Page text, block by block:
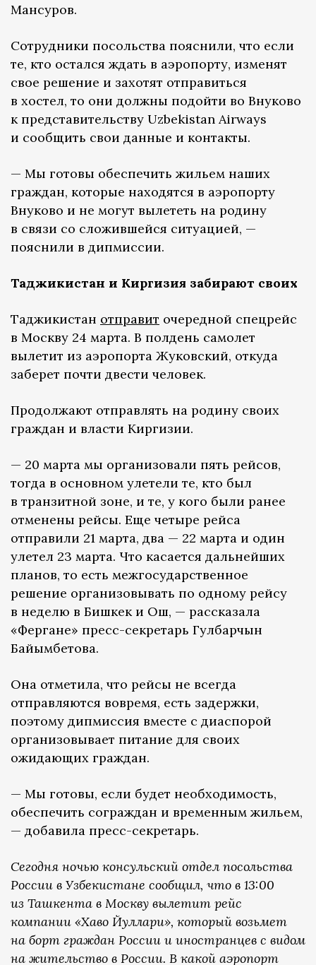
Мансуров.
Сотрудники посольства пояснили, что если
те, кто остался ждать в аэропорту, изменят
свое решение и захотят отправиться
в хостел, то они должны подойти во Внуково
к представительству Uzbekistan Airways
и сообщить свои данные и контакты.
— Мы готовы обеспечить жильем наших
граждан, которые находятся в аэропорту
Внуково и не могут вылететь на родину
в связи со сложившейся ситуацией, —
пояснили в дипмиссии.
Таджикистан и Киргизия забирают своих
Таджикистан отправит очередной спецрейс
в Москву 24 марта. В полдень самолет
вылетит из аэропорта Жуковский, откуда
заберет почти двести человек.
Продолжают отправлять на родину своих
граждан и власти Киргизии.
— 20 марта мы организовали пять рейсов,
тогда в основном улетели те, кто был
в транзитной зоне, и те, у кого были ранее
отменены рейсы. Еще четыре рейса
отправили 21 марта, два — 22 марта и один
улетел 23 марта. Что касается дальнейших
планов, то есть межгосударственное
решение организовывать по одному рейсу
в неделю в Бишкек и Ош, — рассказала
«Фергане» пресс-секретарь Гулбарчын
Байымбетова.
Она отметила, что рейсы не всегда
отправляются вовремя, есть задержки,
поэтому дипмиссия вместе с диаспорой
организовывает питание для своих
ожидающих граждан.
— Мы готовы, если будет необходимость,
обеспечить сограждан и временным жильем,
— добавила пресс-секретарь.
Сегодня ночью консульский отдел посольства
России в Узбекистане сообщил, что в 13:00
из Ташкента в Москву вылетит рейс
компании «Хаво Йуллари», который возьмет
на борт граждан России и иностранцев с видом
на жительство в России. В какой аэропорт